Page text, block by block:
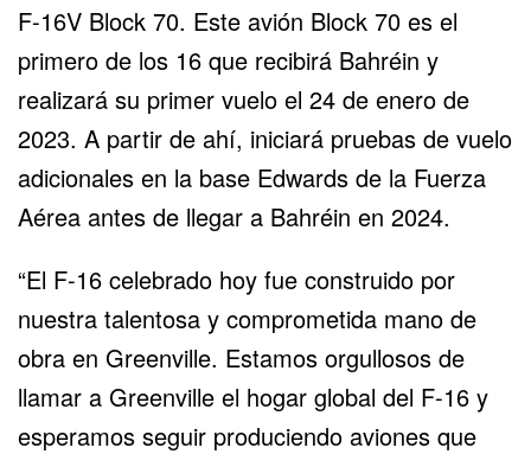
F-16V Block 70. Este avión Block 70 es el
primero de los 16 que recibirá Bahréin y
realizará su primer vuelo el 24 de enero de
2023. A partir de ahí, iniciará pruebas de vuelo
adicionales en la base Edwards de la Fuerza
Aérea antes de llegar a Bahréin en 2024.
“El F-16 celebrado hoy fue construido por
nuestra talentosa y comprometida mano de
obra en Greenville. Estamos orgullosos de
llamar a Greenville el hogar global del F-16 y
esperamos seguir produciendo aviones que